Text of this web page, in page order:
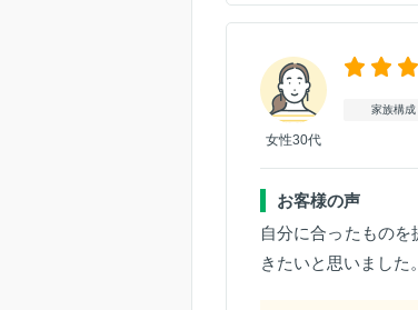
女性30代
家族構成
お客様の声
自分に合ったもの
きたいと思いました。